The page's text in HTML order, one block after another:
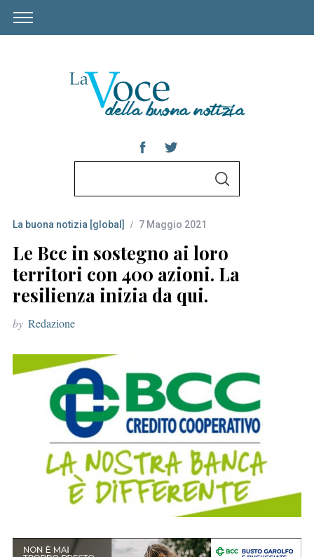
r
c
h
f
o
r
S
La buona notizia [global] 7 Maggio 2021
Le Bcc in sostegno ai loro
territori con 400 azioni. La
resilienza inizia da qui.
by Redazione